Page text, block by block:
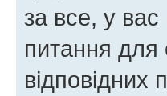
за все, у
питання для
відповідних